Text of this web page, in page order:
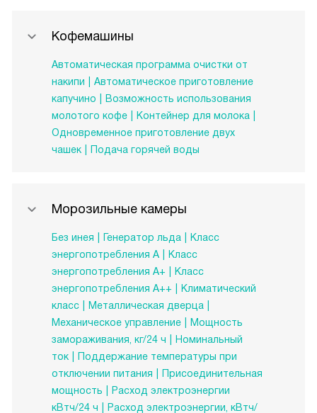
Кофемашины
Автоматическая программа очистки от
накипи
Автоматическое приготовление
капучино
Возможность использования
молотого кофе
Контейнер для молока
Одновременное приготовление двух
чашек
Подача горячей воды
Морозильные камеры
Без инея Генератор льда
Класс
энергопотребления A
Класс
энергопотребления А+
Класс
энергопотребления А++
Климатический
класс
Металлическая дверца
Механическое управление
Мощность
замораживания, кг/24 ч
Номинальный
ток
Поддержание температуры при
отключении питания
Присоединительная
мощность
Расход электроэнергии
кВтч/24 ч
Расход электроэнергии, кВтч/